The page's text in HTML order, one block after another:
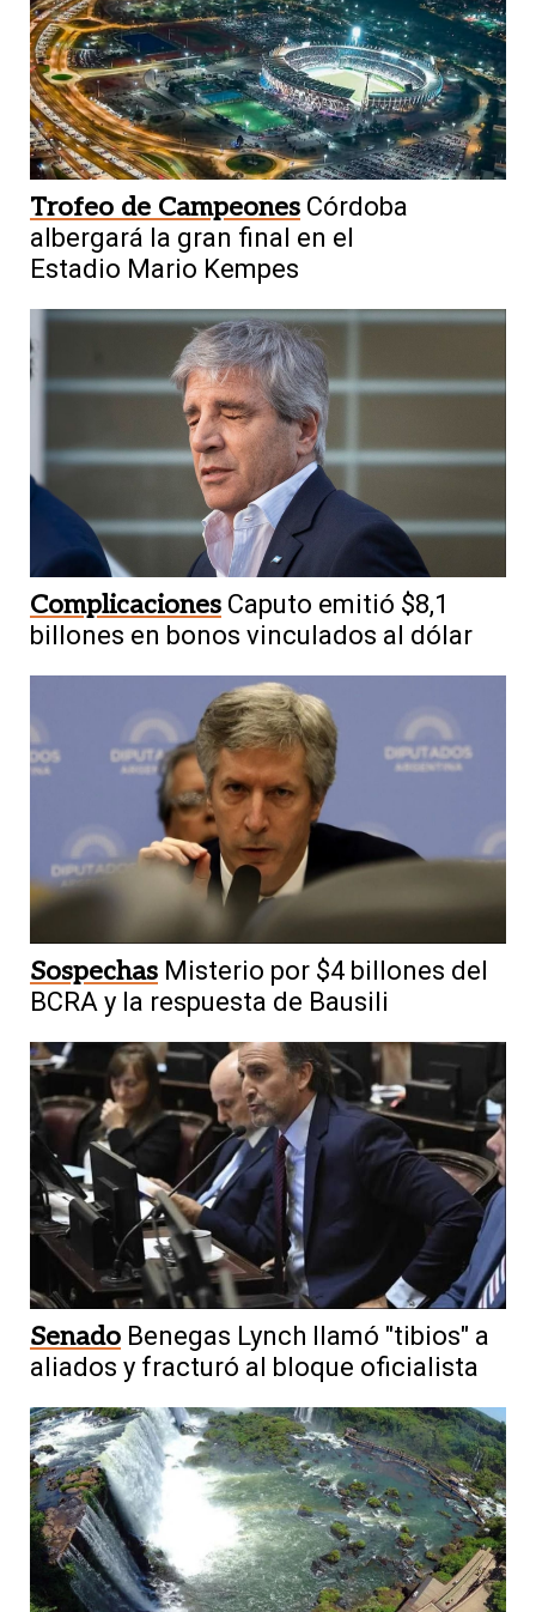
Trofeo de Campeones Córdoba
albergará la gran final en el
Estadio Mario Kempes
Complicaciones Caputo emitió $8,1
billones en bonos vinculados al dólar
Sospechas Misterio por $4 billones del
BCRA y la respuesta de Bausili
Senado Benegas Lynch llamó "tibios" a
aliados y fracturó al bloque oficialista